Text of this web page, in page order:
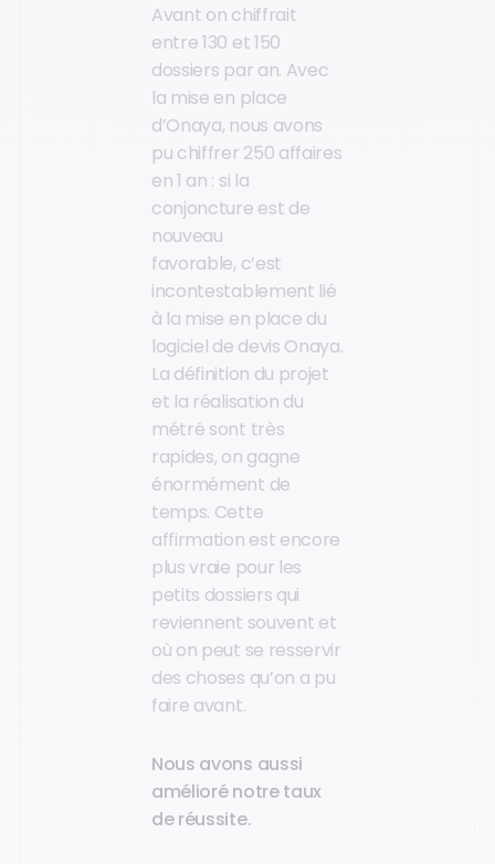
Avant on chiffrait
entre 130 et 150
dossiers par an. Avec
la mise en place
d’Onaya, nous avons
pu chiffrer 250 affaires
en 1 an : si la
conjoncture est de
nouveau
favorable, c’est
incontestablement lié
à la mise en place du
logiciel de devis Onaya.
La définition du projet
et la réalisation du
métré sont très
rapides, on gagne
énormément de
temps. Cette
affirmation est encore
plus vraie pour les
petits dossiers qui
reviennent souvent et
où on peut se resservir
des choses qu’on a pu
faire avant.
Nous avons aussi
amélioré notre taux
de réussite.